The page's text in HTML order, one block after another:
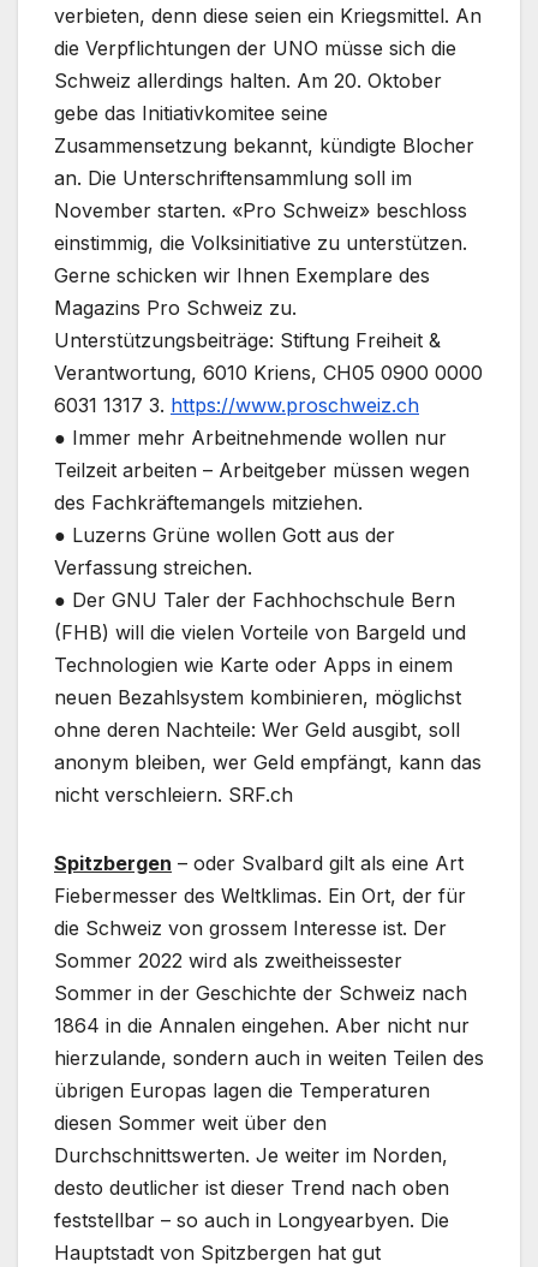
verbieten, denn diese seien ein Kriegsmittel. An
die Verpflichtungen der UNO müsse sich die
Schweiz allerdings halten. Am 20. Oktober
gebe das Initiativkomitee seine
Zusammensetzung bekannt, kündigte Blocher
an. Die Unterschriftensammlung soll im
November starten. «Pro Schweiz» beschloss
einstimmig, die Volksinitiative zu unterstützen.
Gerne schicken wir Ihnen Exemplare des
Magazins Pro Schweiz zu.
Unterstützungsbeiträge: Stiftung Freiheit &
Verantwortung, 6010 Kriens, CH05 0900 0000
6031 1317 3. https://www.proschweiz.ch
● Immer mehr Arbeitnehmende wollen nur
Teilzeit arbeiten – Arbeitgeber müssen wegen
des Fachkräftemangels mitziehen.
● Luzerns Grüne wollen Gott aus der
Verfassung streichen.
● Der GNU Taler der Fachhochschule Bern
(FHB) will die vielen Vorteile von Bargeld und
Technologien wie Karte oder Apps in einem
neuen Bezahlsystem kombinieren, möglichst
ohne deren Nachteile: Wer Geld ausgibt, soll
anonym bleiben, wer Geld empfängt, kann das
nicht verschleiern. SRF.ch
Spitzbergen – oder Svalbard gilt als eine Art
Fiebermesser des Weltklimas. Ein Ort, der für
die Schweiz von grossem Interesse ist. Der
Sommer 2022 wird als zweitheissester
Sommer in der Geschichte der Schweiz nach
1864 in die Annalen eingehen. Aber nicht nur
hierzulande, sondern auch in weiten Teilen des
übrigen Europas lagen die Temperaturen
diesen Sommer weit über den
Durchschnittswerten. Je weiter im Norden,
desto deutlicher ist dieser Trend nach oben
feststellbar – so auch in Longyearbyen. Die
Hauptstadt von Spitzbergen hat gut